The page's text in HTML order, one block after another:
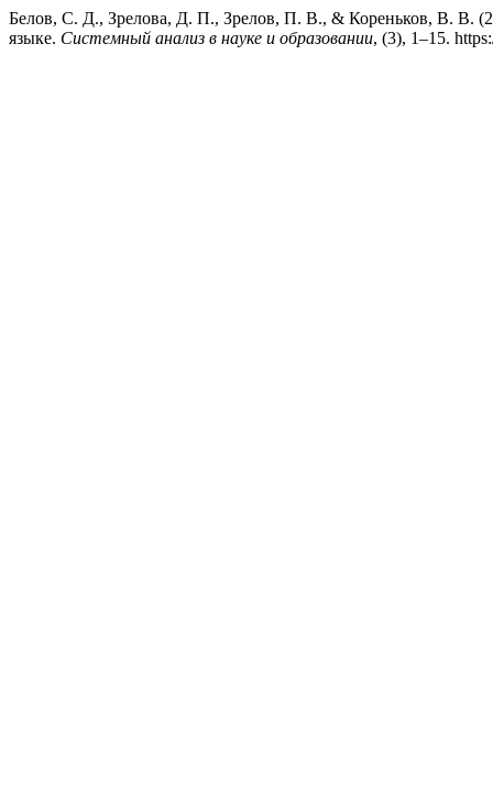
Белов, С. Д., Зрелова, Д. П., Зрелов, П. В., & Кореньков, В. В.
языке. Системный анализ в науке и образовании, (3), 1–15.